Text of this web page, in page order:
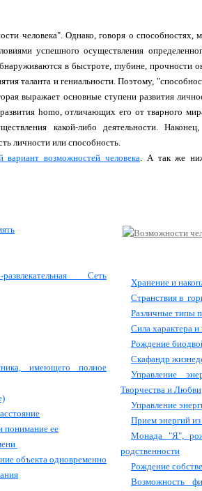
человека". Однако, говоря о
успешного осуществления
в быстроте, глубине, прочности
таланта и гениальности. Поэтому,
выражает основные ступени развития
homo, отличающих его от тварного
какой-либо деятельности.
личности или способность.
вариант возможностей человека . А так же
Сеть
имеющего полное
понимание ее
объекта одновременно
Хранение и
Странствия в
Различные типы
Сила характера и
Рождение
Скафандр
Управление
Творчества и Любви
Управление
Прием энергий
Монада "Я",
родственности
Рождение
Возможность